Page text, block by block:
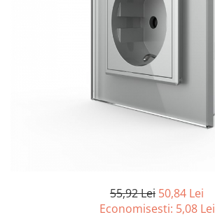
55,92 Lei 50,84 Lei
Economisesti: 5,08 Lei